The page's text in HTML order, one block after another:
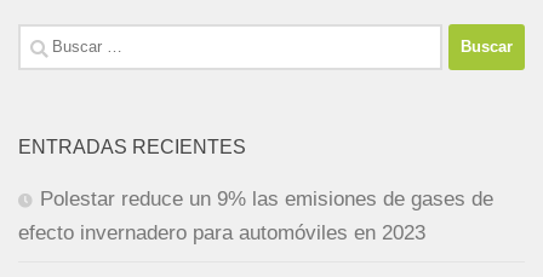
Buscar:
ENTRADAS RECIENTES
Polestar reduce un 9% las emisiones de gases de
efecto invernadero para automóviles en 2023